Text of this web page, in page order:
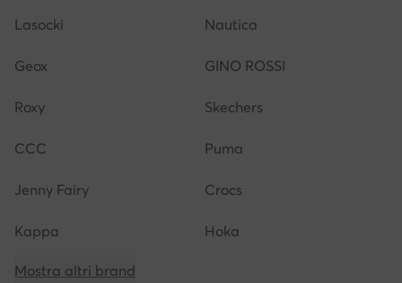
Lasocki Nautica
Geox GINO ROSSI
Roxy Skechers
CCC Puma
Jenny Fairy Crocs
Kappa Hoka
Mostra altri brand